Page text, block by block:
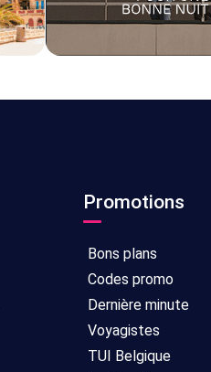
Promotions
Bons plans
Codes promo
Dernière minute
Voyagistes
TUI Belgique